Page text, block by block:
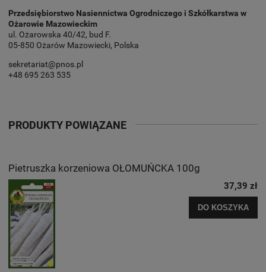
Przedsiębiorstwo Nasiennictwa Ogrodniczego i Szkółkarstwa w
Ożarowie Mazowieckim
ul. Ożarowska 40/42, bud F.
05-850 Ożarów Mazowiecki, Polska
sekretariat@pnos.pl
+48 695 263 535
PRODUKTY POWIĄZANE
Pietruszka korzeniowa OŁOMUŃCKA 100g
37,39 zł
DO KOSZYKA